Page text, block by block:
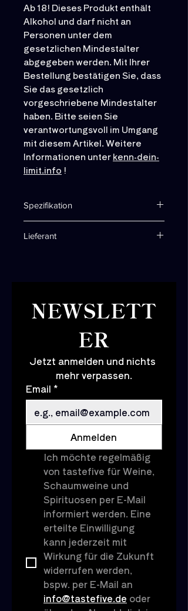
Ab 18! Dieses Produkt enthält
Alkohol und darf nicht an
Personen unter dem
gesetzlichen Mindestalter
abgegeben werden. Mit Ihrer
Bestellung bestätigen Sie, dass
Sie das gesetzlich
vorgeschriebene Mindestalter
haben. Bitte seien Sie
verantwortungsvoll im Umgang
mit diesem Artikel. Weitere
Informationen unterkenn-dein-
limit.info !
Spezifikation
Secret Orkney
Lieferant
NEWSLETT
ER
Jetzt anmelden und nichts
mehr verpassen.
Email *
Anmelden
Ich möchte regelmäßig
von tastefive für Weine,
Schaumweine und
Spirituosen per E-Mail
informiert werden. Eine
erteilte Einwilligung
kann jederzeit mit
Wirkung für die Zukunft
widerrufen werden,
info@tastefive.de oder